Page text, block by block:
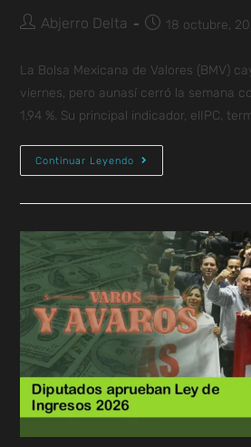
Abjerro Delta 18 octubre,
La Bolsa Mexicana de Valores (BMV)
viernes, pero aunasí cerró la semana
1,94 %. Su principal indicador, elIPC,
Continuar Leyendo